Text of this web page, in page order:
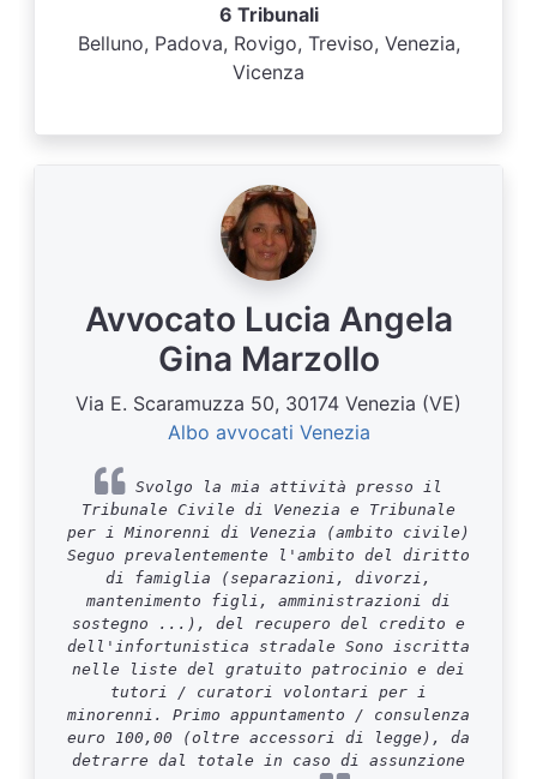
6 Tribunali
Belluno, Padova, Rovigo, Treviso, Venezia,
Vicenza
Avvocato Lucia Angela
Gina Marzollo
Via E. Scaramuzza 50, 30174 Venezia (VE)
Albo avvocati Venezia
Svolgo la mia attività presso il
Tribunale Civile di Venezia e Tribunale
per i Minorenni di Venezia (ambito civile)
Seguo prevalentemente l'ambito del diritto
di famiglia (separazioni, divorzi,
mantenimento figli, amministrazioni di
sostegno ...), del recupero del credito e
dell'infortunistica stradale Sono iscritta
nelle liste del gratuito patrocinio e dei
tutori / curatori volontari per i
minorenni. Primo appuntamento / consulenza
euro 100,00 (oltre accessori di legge), da
detrarre dal totale in caso di assunzione